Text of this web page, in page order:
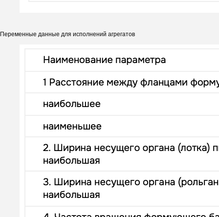
Переменные данные для исполнений агрегатов